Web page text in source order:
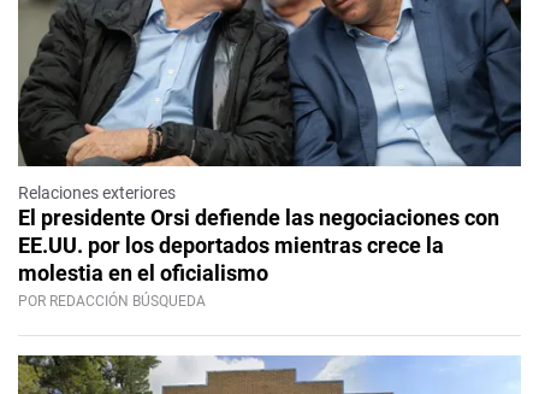
Relaciones exteriores
El presidente Orsi defiende las negociaciones con
EE.UU. por los deportados mientras crece la
molestia en el oficialismo
POR REDACCIÓN BÚSQUEDA